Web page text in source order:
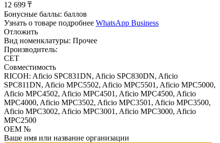
12 699 ₸
Бонусные баллы: баллов
Узнать о товаре подробнее WhatsApp Business
Отложить
Вид номенклатуры: Прочее
Производитель:
CET
Совместимость
RICOH: Aficio SPC831DN, Aficio SPC830DN, Aficio
SPC811DN, Aficio MPC5502, Aficio MPC5501, Aficio MPC5000,
Aficio MPC4502, Aficio MPC4501, Aficio MPC4500, Aficio
MPC4000, Aficio MPC3502, Aficio MPC3501, Aficio MPC3500,
Aficio MPC3002, Aficio MPC3001, Aficio MPC3000, Aficio
MPC2500
OEM №
Ваше имя или название организации